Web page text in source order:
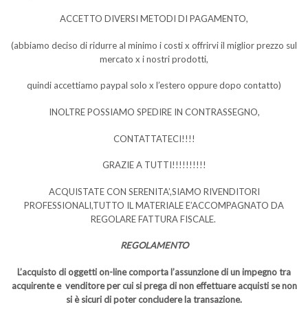
ACCETTO DIVERSI METODI DI PAGAMENTO,
(abbiamo deciso di ridurre al minimo i costi x offrirvi il miglior prezzo sul
mercato x i nostri prodotti,
quindi accettiamo paypal solo x l’estero oppure dopo contatto)
INOLTRE POSSIAMO SPEDIRE IN CONTRASSEGNO,
CONTATTATECI!!!!
GRAZIE A TUTTI!!!!!!!!!!
ACQUISTATE CON SERENITA’,SIAMO RIVENDITORI
PROFESSIONALI,TUTTO IL MATERIALE E’ACCOMPAGNATO DA
REGOLARE FATTURA FISCALE.
REGOLAMENTO
L’acquisto di oggetti on-line comporta l’assunzione di un impegno tra
acquirente e venditore per cui si prega di non effettuare acquisti se non
si è sicuri di poter concludere la transazione.